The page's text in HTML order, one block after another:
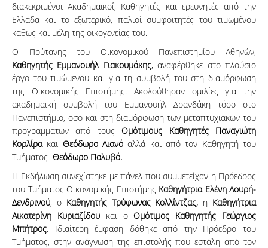
διακεκριμένοι Ακαδημαϊκοί, Καθηγητές και ερευνητές από την
Ελλάδα και το εξωτερικό, παλιοί συμφοιτητές του τιμωμένου
καθώς και μέλη της οικογενείας του.
Ο Πρύτανης του Οικονομικού Πανεπιστημίου Αθηνών,
Καθηγητής Εμμανουήλ Γιακουμάκης, αναφέρθηκε στο πλούσιο
έργο του τιμώμενου και για τη συμβολή του στη διαμόρφωση
της Οικονομικής Επιστήμης. Ακολούθησαν ομιλίες για την
ακαδημαϊκή συμβολή του Εμμανουήλ Δρανδάκη τόσο στο
Πανεπιστήμιο, όσο και στη διαμόρφωση των μεταπτυχιακών του
προγραμμάτων από τουςΟμότιμους Καθηγητές Παναγιώτη
Κορλίρακαι Θεόδωρο Λιανό αλλά και από τον Καθηγητή του
Τμήματος Θεόδωρο Παλυβό.
Η Εκδήλωση συνεχίστηκε με πάνελ που συμμετείχαν η Πρόεδρος
του Τμήματος Οικονομικής Επιστήμης Καθηγήτρια Ελένη Λουρή-
Δενδρινού, ο Καθηγητής Τρύφωνας Κολλίντζας, η Καθηγήτρια
Αικατερίνη Κυριαζίδουκαι οΟμότιμος Καθηγητής Γεώργιος
Μπήτρος. Ιδιαίτερη έμφαση δόθηκε από την Πρόεδρο του
Τμήματος, στην ανάγνωση της επιστολής που εστάλη από τον